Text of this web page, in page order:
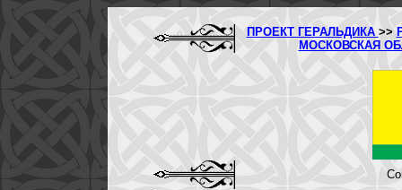
ПРОЕКТ ГЕРАЛЬДИКА >>
МОСКОВСКАЯ